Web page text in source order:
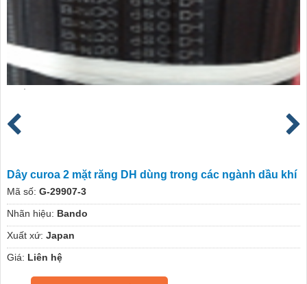
Dây curoa 2 mặt răng DH dùng trong các ngành dầu khí
Mã số: G-29907-3
Nhãn hiệu: Bando
Xuất xứ: Japan
Giá: Liên hệ